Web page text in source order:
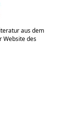
aus dem
Website des